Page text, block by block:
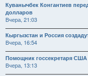
Куванычбек Конгантиев
долларов
Вчера, 21:03
Кыргызстан и Россия
Вчера, 16:54
Помощник госсекретаря США
Вчера, 13:13